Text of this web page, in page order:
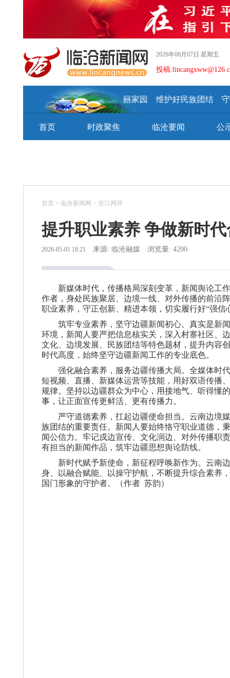
2026年08月07日 星期五
投稿
建设好美丽家园 维护好民族团结 守
首页 时政聚焦 临沧要闻 公
首页 > 临沧新闻网 > 沧江网评
提升职业素养 争做新时
2026-05-01 18:21 来源: 临沧融媒 浏览量: 4200
新媒体时代，传播格局深刻变革，新闻舆论工
作者，身处民族聚居、边境一线、对外传播的前沿
职业素养，守正创新、精进本领，切实履行好“强
筑牢专业素养，坚守边疆新闻初心。真实是新
环境，新闻人要严把信息核实关，深入村寨社区、
文化、边境发展、民族团结等特色题材，提升内容
时代高度，始终坚守边疆新闻工作的专业底色。
强化融合素养，服务边疆传播大局。全媒体时
短视频、直播、新媒体运营等技能，用好双语传播
规律。坚持以边疆群众为中心，用接地气、听得懂
事，让正面宣传更鲜活、更有传播力。
严守道德素养，扛起边疆使命担当。云南边境
族团结的重要责任。新闻人要始终恪守职业道德，
闻公信力。牢记戍边宣传、文化润边、对外传播职
有担当的新闻作品，筑牢边疆思想舆论防线。
新时代赋予新使命，新征程呼唤新作为。云南
身、以融合赋能、以操守护航，不断提升综合素养
国门形象的守护者。（作者 苏韵）